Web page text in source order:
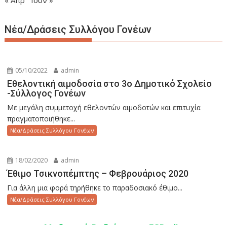
Νέα/Δράσεις Συλλόγου Γονέων
05/10/2022 admin
Εθελοντική αιμοδοσία στο 3ο Δημοτικό Σχολείο
-Σύλλογος Γονέων
Με μεγάλη συμμετοχή εθελοντών αιμοδοτών και επιτυχία
πραγματοποιήθηκε...
Νέα/Δράσεις Συλλόγου Γονέων
18/02/2020 admin
Έθιμο Τσικνοπέμπτης – Φεβρουάριος 2020
Για άλλη μια φορά τηρήθηκε το παραδοσιακό έθιμο...
Νέα/Δράσεις Συλλόγου Γονέων